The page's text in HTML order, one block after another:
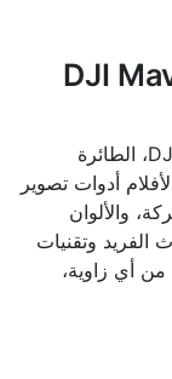
DJI
درون طائرة تصوير مع DJI Mavic 3 Pro Cine، الطائرة
أدوات تصوير
والألوان
الفريد وتقنيات
من أي زاوية،